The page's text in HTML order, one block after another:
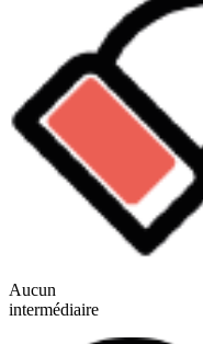
Aucun
intermédiaire